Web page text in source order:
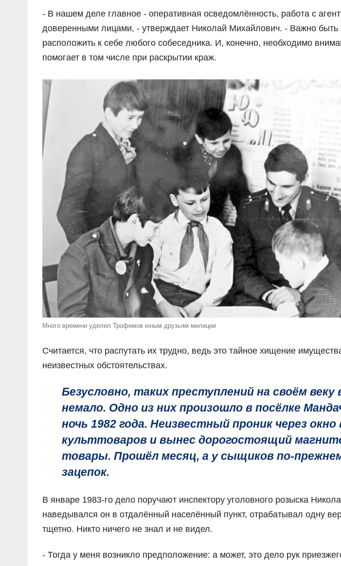
- В нашем деле главное - оперативная осведомлённость, работа с
доверенными лицами, - утверждает Николай Михайлович. - Важно быть
расположить к себе любого собеседника. И, конечно, необходимо
помогает в том числе при раскрытии краж.
Много времени уделил Трофимов юным друзьям милиции
Считается, что распутать их трудно, ведь это тайное хищение
неизвестных обстоятельствах.
Безусловно, таких преступлений на своём веку
немало. Одно из них произошло в посёлке
ночь 1982 года. Неизвестный проник через окно
культтоваров и вынес дорогостоящий
товары. Прошёл месяц, а у сыщиков по-
зацепок.
В январе 1983-го дело поручают инспектору уголовного розыска
наведывался он в отдалённый населённый пункт, отрабатывал одну
тщетно. Никто ничего не знал и не видел.
- Тогда у меня возникло предположение: а может, это дело рук